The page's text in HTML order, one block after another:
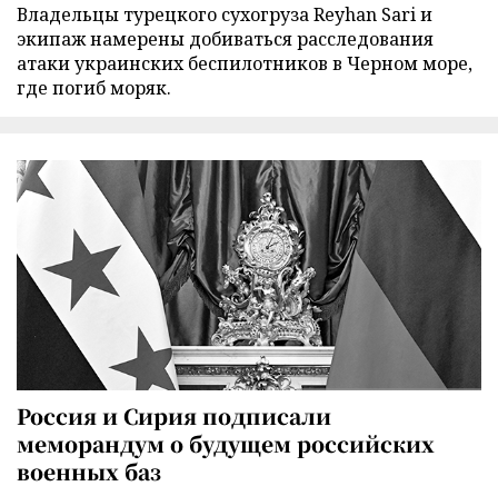
Владельцы турецкого сухогруза Reyhan Sari и
экипаж намерены добиваться расследования
атаки украинских беспилотников в Черном море,
где погиб моряк.
Россия и Сирия подписали
меморандум о будущем российских
военных баз